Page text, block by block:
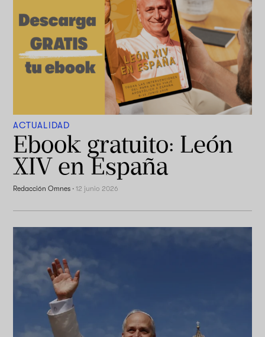
ACTUALIDAD
Ebook gratuito: León
XIV en España
Redacción Omnes ·12 junio 2026